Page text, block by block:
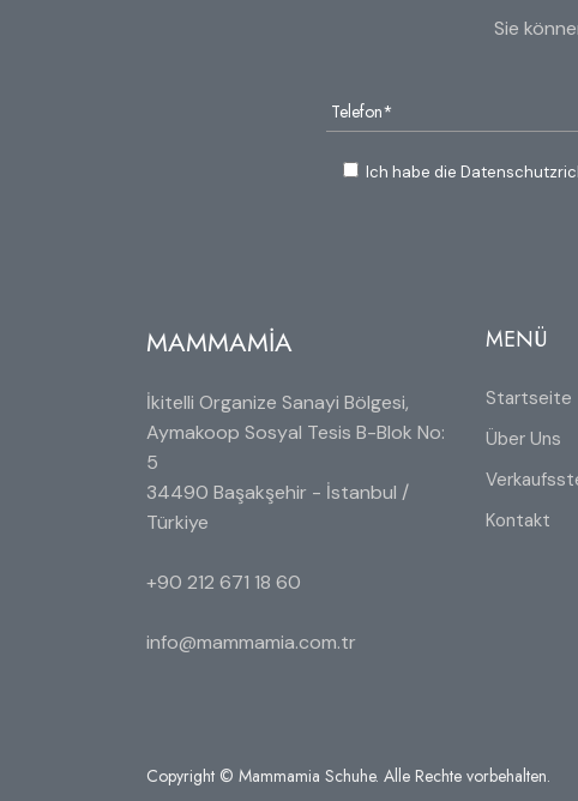
Sie
Ich habe die
MAMMAMİA
İkitelli Organize Sanayi Bölgesi,
Aymakoop Sosyal Tesis B-Blok No:
5
34490 Başakşehir - İstanbul /
Türkiye
+90 212 671 18 60
info@mammamia.com.tr
MENÜ
Startseite
Über Uns
Kontakt
Copyright © Mammamia Schuhe. Alle Rechte vorbehalten.